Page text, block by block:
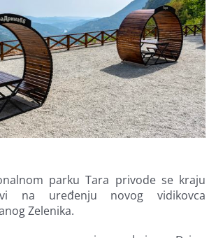
parku Tara privode se kraju
na uređenju novog vidikovca
Zelenika.